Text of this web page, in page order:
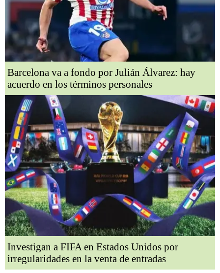
Barcelona va a fondo por Julián Álvarez: hay
acuerdo en los términos personales
Investigan a FIFA en Estados Unidos por
irregularidades en la venta de entradas